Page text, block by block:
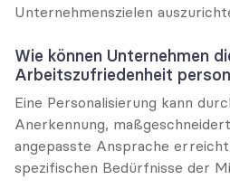
Unternehmenszielen
Wie können Unternehmen
Arbeitszufriedenheit
Eine Personalisierung kann
Anerkennung,
angepasste Ansprache
spezifischen Bedürfnisse der